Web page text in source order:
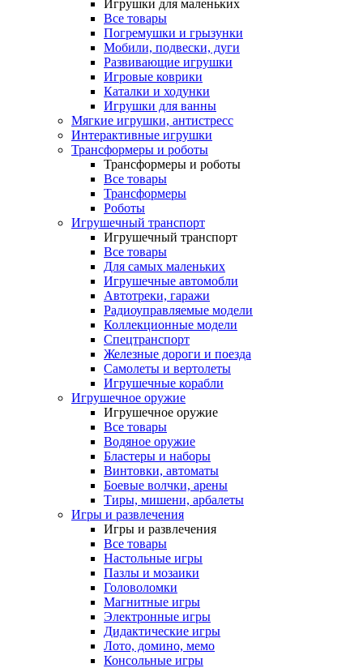
Игрушки для маленьких
Все товары
Погремушки и грызунки
Мобили, подвески, дуги
Развивающие игрушки
Игровые коврики
Каталки и ходунки
Игрушки для ванны
Мягкие игрушки, антистресс
Интерактивные игрушки
Трансформеры и роботы
Трансформеры и роботы
Все товары
Трансформеры
Роботы
Игрушечный транспорт
Игрушечный транспорт
Все товары
Для самых маленьких
Игрушечные автомобли
Автотреки, гаражи
Радиоуправляемые модели
Коллекционные модели
Спецтранспорт
Железные дороги и поезда
Самолеты и вертолеты
Игрушечные корабли
Игрушечное оружие
Игрушечное оружие
Все товары
Водяное оружие
Бластеры и наборы
Винтовки, автоматы
Боевые волчки, арены
Тиры, мишени, арбалеты
Игры и развлечения
Игры и развлечения
Все товары
Настольные игры
Пазлы и мозаики
Головоломки
Магнитные игры
Электронные игры
Дидактические игры
Лото, домино, мемо
Консольные игры